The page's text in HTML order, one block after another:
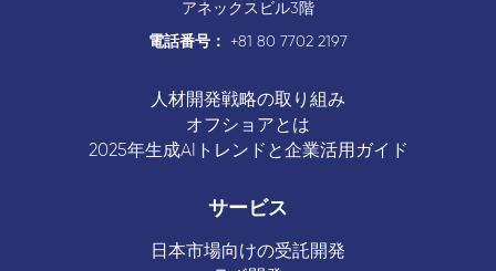
アネックスビル3階
電話番号：
+81 80 7702 2197
人材開発戦略の取り組み
オフショアとは
2025年生成AIトレンドと企業活用ガイド
サービス
日本市場向けの受託開発